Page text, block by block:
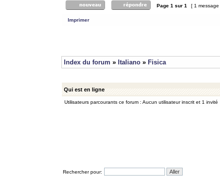
Page 1 sur 1 [ 1
Imprimer
Index du forum » Italiano » Fisica
Qui est en ligne
Utilisateurs parcourants ce forum : Aucun utilisateur inscrit et 1 invité
Rechercher pour: